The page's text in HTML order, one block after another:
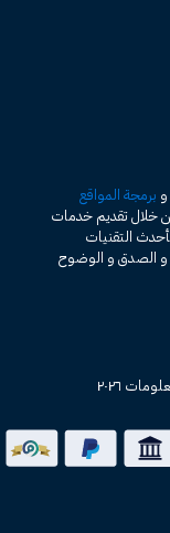
و برمجة المواقع
خلال تقديم خدمات
التقنيات
و الصدق و الوضوح
٢٠٢٦